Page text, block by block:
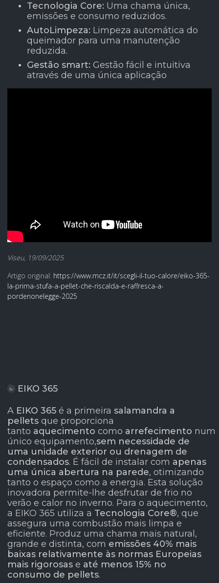
Tecnologia Core: Uma chama única,
emissões e consumo reduzidos.
AutoLimpeza: Limpeza automática do
queimador para uma manutenção
reduzida.
Gestão smart: Gestão fácil e intuitiva
através de uma única aplicação
Viseu, 19/09/2025
Artigo original: https://www.mcz.it/it/scegli-il-tuo-calore/eiko-365-
la-prima-stufa-a-pellet-che-riscalda-e-raffresca-a-
pordenonelegge-2025
EIKO 365
A EIKO 365 é a primeira salamandra a
pellets que proporciona
tanto aquecimento como arrefecimento num
único equipamento,sem necessidade de
uma unidade exterior ou drenagem de
condensados. É fácil de instalar com apenas
uma única abertura na parede, otimizando
tanto o espaço como a energia. Esta solução
inovadora permite-lhe desfrutar de frio no
verão e calor no inverno. Para o aquecimento,
a EIKO 365 utiliza a Tecnologia Core®, que
assegura uma combustão mais limpa e
eficiente. Produz uma chama mais natural,
grande e distinta, com emissões 40% mais
baixas relativamente às normas Europeias
mais rigorosas e até menos 15% no
consumo de pellets.